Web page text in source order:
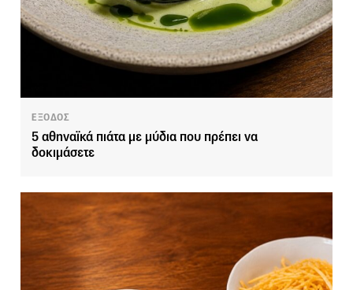
ΕΞΟΔΟΣ
5 αθηναϊκά πιάτα με μύδια που πρέπει να
δοκιμάσετε